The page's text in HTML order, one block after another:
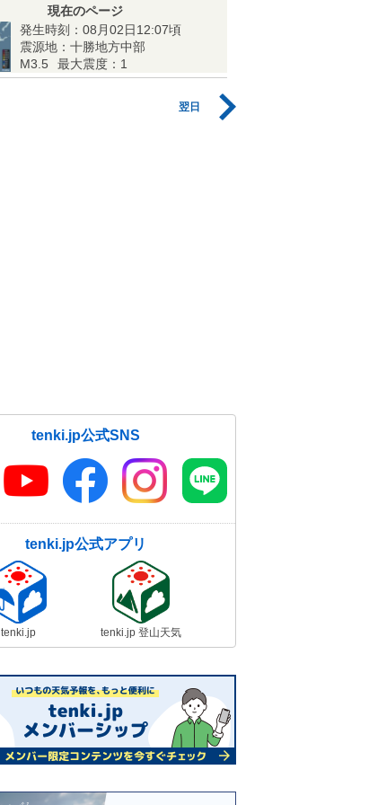
現在のページ
発生時刻：08月02日12:07頃
震源地：十勝地方中部
M3.5
最大震度：1
翌日
tenki.jp公式SNS
tenki.jp公式アプリ
tenki.jp tenki.jp 登山天気